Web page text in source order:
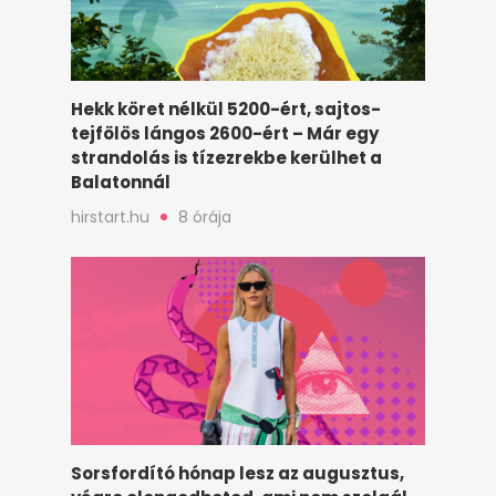
Hekk köret nélkül 5200-ért, sajtos-
tejfölös lángos 2600-ért – Már egy
strandolás is tízezrekbe kerülhet a
Balatonnál
hirstart.hu 8 órája
Sorsfordító hónap lesz az augusztus,